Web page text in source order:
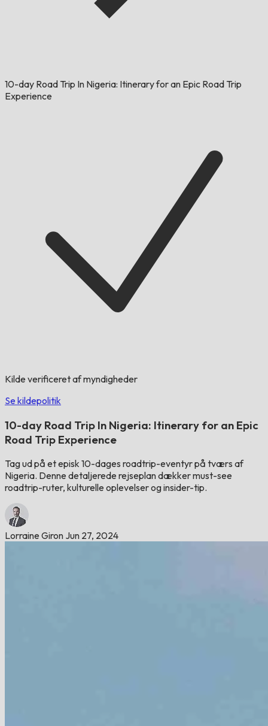
10-day Road Trip In Nigeria: Itinerary for an Epic Road Trip
Experience
Kilde verificeret af myndigheder
Se kildepolitik
10-day Road Trip In Nigeria: Itinerary for an Epic
Road Trip Experience
Tag ud på et episk 10-dages roadtrip-eventyr på tværs af
Nigeria. Denne detaljerede rejseplan dækker must-see
roadtrip-ruter, kulturelle oplevelser og insider-tip.
Lorraine Giron Jun 27, 2024